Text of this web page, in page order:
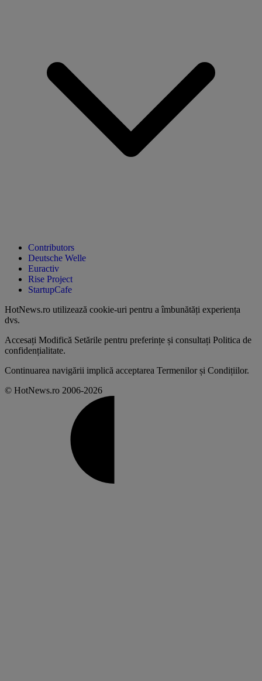
Contributors
Deutsche Welle
Euractiv
Rise Project
StartupCafe
HotNews.ro utilizează cookie-uri pentru a îmbunătăți experiența
dvs.
Accesați Modifică Setările pentru preferințe și consultați Politica de
confidențialitate.
Continuarea navigării implică acceptarea Termenilor și Condițiilor.
© HotNews.ro 2006-2026